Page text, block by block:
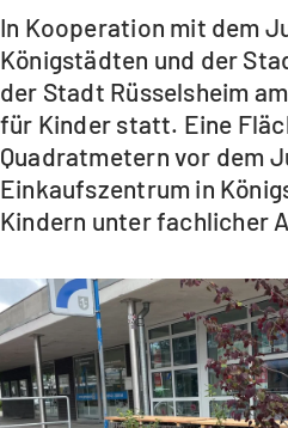
In Kooperation mit dem
Königstädten und der
der Stadt Rüsselsheim
für Kinder statt. Eine
Quadratmetern vor dem
Einkaufszentrum in
Kindern unter fachlicher